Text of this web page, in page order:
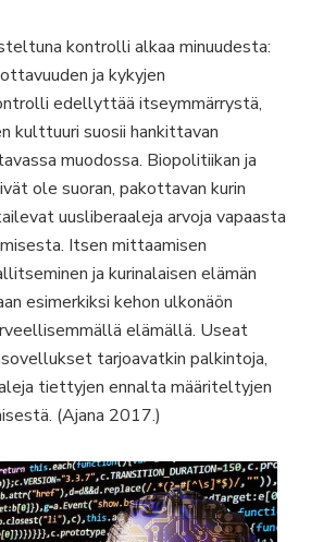
kontrolli alkaa minuudesta:
ja kykyjen
edellyttää itseymmärrystä,
kulttuuri suosii hankittavan
muodossa. Biopolitiikan ja
ole suoran, pakottavan kurin
uusliberaaleja arvoja vapaasta
Itsen mittaamisen
ja kurinalaisen elämän
esimerkiksi kehon ulkonäön
elämällä. Useat
tarjoavatkin palkintoja,
tiettyjen ennalta määriteltyjen
(Ajana 2017.)